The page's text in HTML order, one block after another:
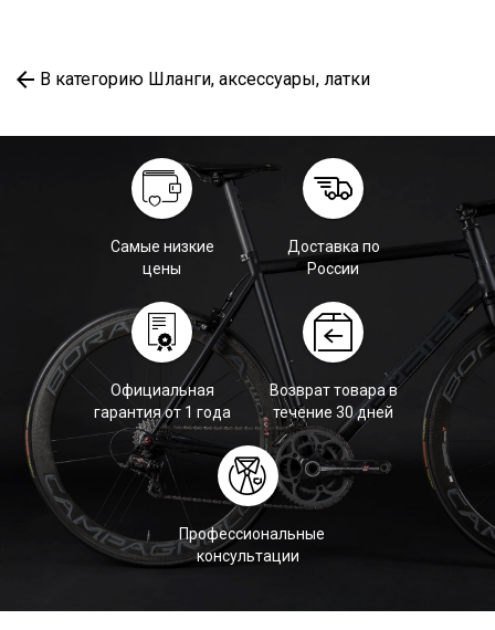
В категорию Шланги, аксессуары, латки
Самые низкие
цены
Доставка по
России
Официальная
гарантия от 1 года
Возврат товара в
течение 30 дней
Профессиональные
консультации